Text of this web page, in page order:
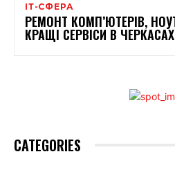
ІТ-СФЕРА
РЕМОНТ КОМП’ЮТЕРІВ,
КРАЩІ СЕРВІСИ В ЧЕРКАСАХ
CATEGORIES